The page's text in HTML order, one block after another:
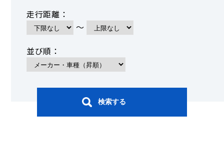
走行距離：
～
並び順：